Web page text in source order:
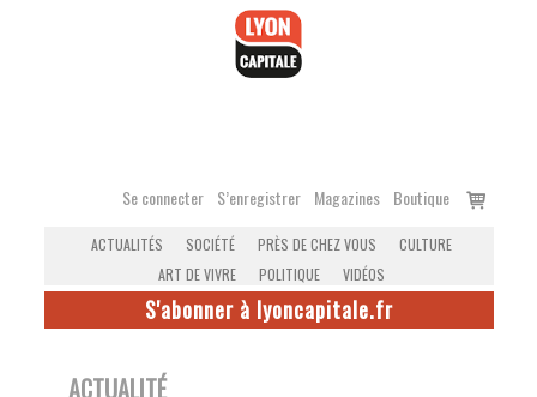
Se connecter S’enregistrer Magazines Boutique
Voir
ACTUALITÉS SOCIÉTÉ PRÈS DE CHEZ VOUS
CULTURE
ART DE VIVRE
POLITIQUE VIDÉOS
S'abonner à lyoncapitale.fr
ACTUALITÉ